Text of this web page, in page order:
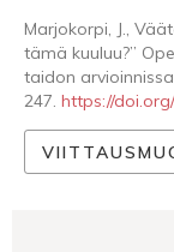
Marjokorpi, J.,
tämä kuuluu?”
taidon
247. https://